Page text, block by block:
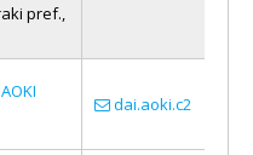
pref.,
dai.aoki.c2